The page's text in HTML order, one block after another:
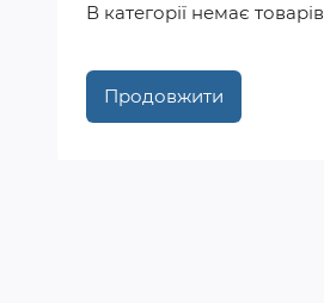
В категорії немає товарів
Продовжити